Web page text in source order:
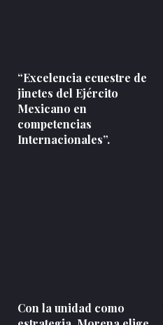
“Excelencia ecuestre de
jinetes del Ejército
Mexicano en
competencias
Internacionales”.
Con la unidad como